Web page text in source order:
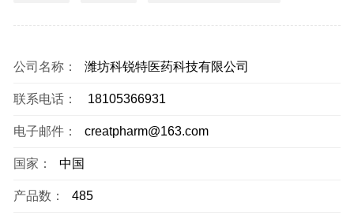
公司名称： 潍坊科锐特医药科技有限公司
联系电话： 18105366931
电子邮件： creatpharm@163.com
国家： 中国
产品数： 485